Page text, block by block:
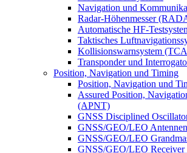
Navigation und
Radar-Höhenmesser
Automatische HF-
Taktisches
Kollisionswarnsystem
Transponder und
Position, Navigation und Timing
Position, Navigation und
Assured Position,
(APNT)
GNSS Disciplined
GNSS/GEO/LEO Antennen
GNSS/GEO/LEO
GNSS/GEO/LEO Receiver